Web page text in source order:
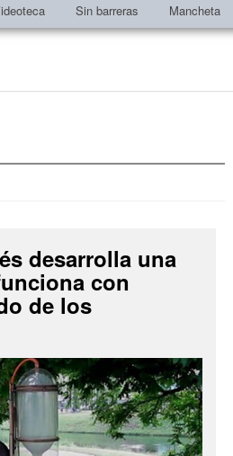
Sin barreras Mancheta
desarrolla una
con
de los